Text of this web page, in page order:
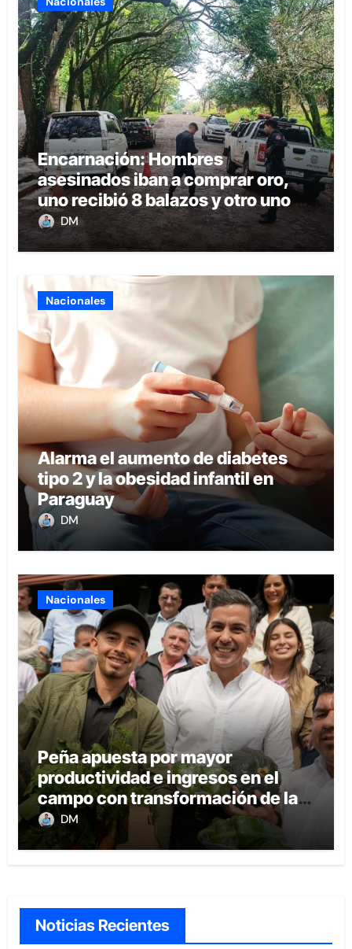
Encarnación: Hombres
asesinados iban a comprar oro,
uno recibió 8 balazos y otro uno en
la boca
DM
Nacionales
Alarma el aumento de diabetes
tipo 2 y la obesidad infantil en
Paraguay
DM
Nacionales
Peña apuesta por mayor
productividad e ingresos en el
campo con transformación de la
agricultura familiar
DM
Noticias Recientes